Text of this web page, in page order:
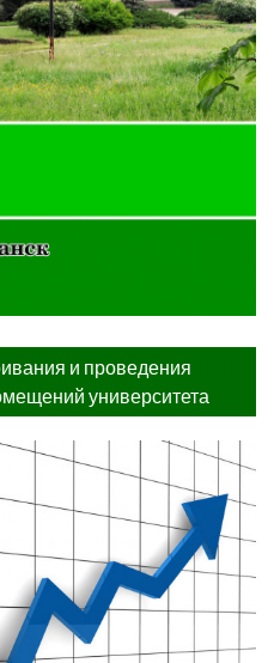
и проведения
университета